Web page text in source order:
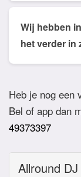
de email of
willen horen.
Wij hebben
het verder in
zodat het
overigens
feest eraan
hebben
van de
zowel
Heb je nog een
Bel of app dan
49373397
Allround